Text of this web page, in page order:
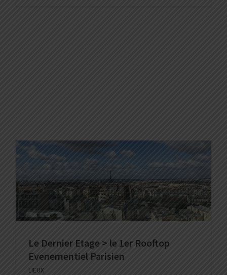
Le Dernier Etage > le 1er Rooftop
Evenementiel Parisien
LIEUX